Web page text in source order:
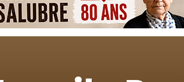
de nous rejoindre sur WhatsApp
de demander une bénédiction